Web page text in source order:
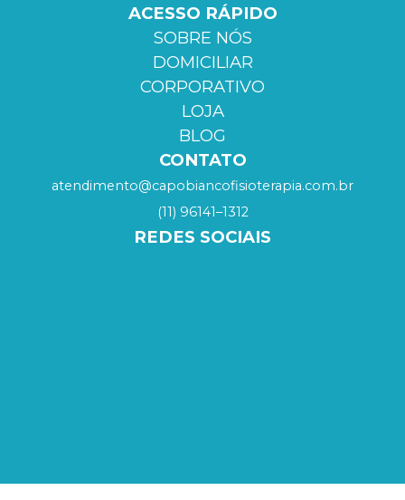
ACESSO RÁPIDO
SOBRE NÓS
DOMICILIAR
CORPORATIVO
LOJA
BLOG
CONTATO
atendimento@capobiancofisioterapia.com.br
(11) 96141–1312
REDES SOCIAIS